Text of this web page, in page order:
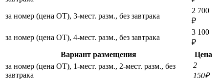
за номер (цена ОТ), 3-мест. разм., без завтрака
2 700
₽
за номер (цена ОТ), 4-мест. разм., без завтрака
3 100
₽
Вариант размещения
Цена
за номер (цена ОТ), 1-мест. разм., 2-мест. разм., без
завтрака
2
150₽